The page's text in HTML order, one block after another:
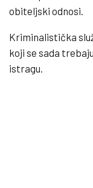
obiteljski odnosi.
Kriminalistička
koji se sada
istragu.